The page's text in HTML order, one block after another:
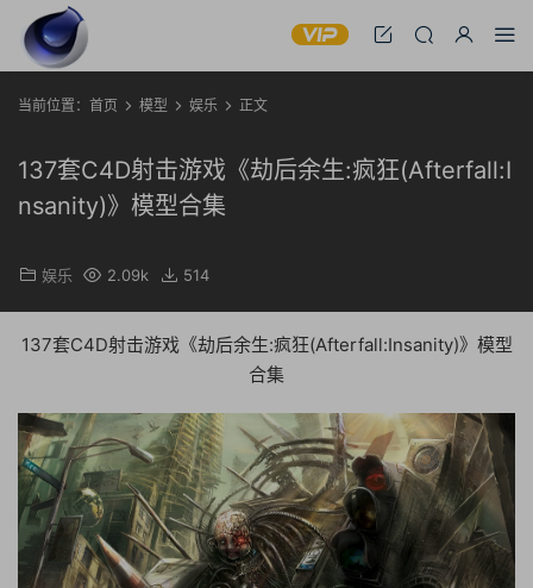
当前位置： 首页 模型 娱乐 正文
137套C4D射击游戏《劫后余生:疯狂(Afterfall:I
nsanity)》模型合集
娱乐 2.09k 514
137套C4D射击游戏《劫后余生:疯狂(Afterfall:Insanity)》模型
合集